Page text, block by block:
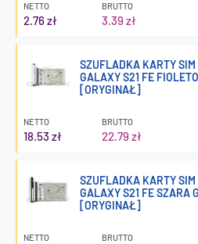
NETTO
2.76 zł
BRUTTO
3.39 zł
SZUFLADKA KARTY SIM
GALAXY S21 FE
[ORYGINAŁ]
NETTO
18.53 zł
BRUTTO
22.79 zł
SZUFLADKA KARTY SIM
GALAXY S21 FE SZARA
[ORYGINAŁ]
NETTO BRUTTO